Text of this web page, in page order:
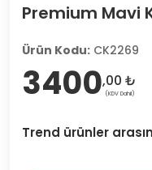
Premium Mavi
Ürün Kodu: CK2269
3400,00 ₺
(KDV Dahil)
Trend ürünler